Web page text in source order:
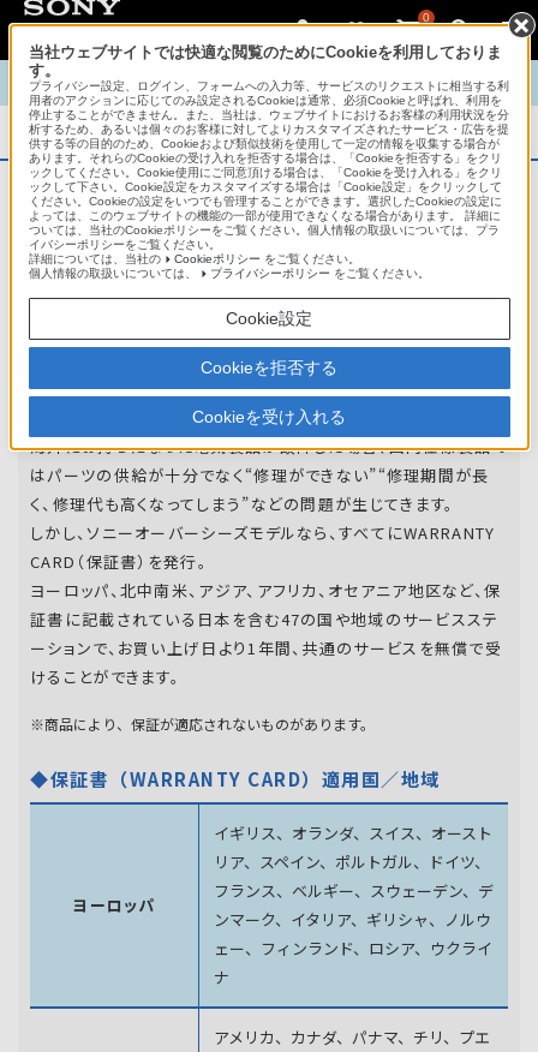
0
TOP 商品概要 商品情報 English 中文
商品概要
アフターサービス
オーバーシーズモデルは、いろいろな国
地域で共通の保証を実施しています。
世界47の国や地域で共通の保証サービスを実施し
ています。
海外にお持ちになった電気製品が故障した場合、国内仕様製品で
はパーツの供給が十分でなく“修理ができない”“修理期間が長
く、修理代も高くなってしまう”などの問題が生じてきます。
しかし、ソニーオーバーシーズモデルなら、すべてにWARRANTY
CARD（保証書）を発行。
ヨーロッパ、北中南米、アジア、アフリカ、オセアニア地区など、保
証書に記載されている日本を含む47の国や地域のサービスステ
ーションで、お買い上げ日より1年間、共通のサービスを無償で受
けることができます。
※商品により、保証が適応されないものがあります。
◆保証書（WARRANTY CARD）適用国／地域
ヨーロッパ
イギリス、オランダ、スイス、オースト
リア、スペイン、 ポルトガル、ドイツ、
フランス、ベルギー、スウェーデン、 デ
ンマーク、イタリア、ギリシャ、ノルウ
ェー、フィンランド、 ロシア、ウクライ
ナ
アメリカ、カナダ、パナマ、チリ、プエ
当社ウェブサイトでは快適な閲覧のためにCookieを利用しておりま
す。
プライバシー設定、ログイン、フォームへの入力等、サービスのリクエストに相当する利
用者のアクションに応じてのみ設定されるCookieは通常、必須Cookieと呼ばれ、利用を
停止することができません。また、当社は、ウェブサイトにおけるお客様の利用状況を分
析するため、あるいは個々のお客様に対してよりカスタマイズされたサービス・広告を提
供する等の目的のため、Cookieおよび類似技術を使用して一定の情報を収集する場合が
あります。それらのCookieの受け入れを拒否する場合は、「Cookieを拒否する」をクリ
ックしてください。Cookie使用にご同意頂ける場合は、「Cookieを受け入れる」をクリ
ックして下さい。Cookie設定をカスタマイズする場合は「Cookie設定」をクリックして
ください。Cookieの設定をいつでも管理することができます。選択したCookieの設定に
よっては、このウェブサイトの機能の一部が使用できなくなる場合があります。 詳細に
ついては、当社のCookieポリシーをご覧ください。個人情報の取扱いについては、プラ
イバシーポリシーをご覧ください。
詳細については、当社の
Cookieポリシー をご覧ください。
個人情報の取扱いについては、
プライバシーポリシー をご覧ください。
Cookie設定
Cookieを拒否する
Cookieを受け入れる